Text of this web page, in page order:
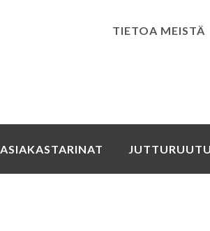
TIETOA MEISTÄ
ASIAKASTARINAT JUTTURUUTU